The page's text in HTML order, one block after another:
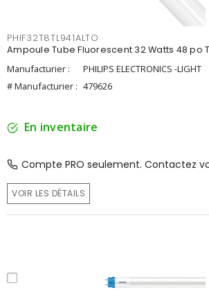
PHIF32T8TL941ALTO
Ampoule Tube Fluorescent 32 Watts 48 po
Manufacturier :
PHILIPS ELECTRONICS -LIGHT
# Manufacturier : 479626
En inventaire
Compte PRO seulement. Contactez
VOIR LES DÉTAILS